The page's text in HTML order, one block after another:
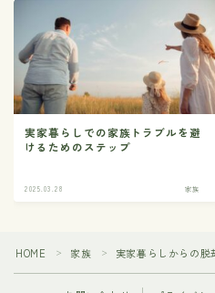
実家暮らしでの家族トラブルを避
けるためのステップ
2025.03.28 家族
HOME ＞ 家族 ＞ 実家暮らしからの